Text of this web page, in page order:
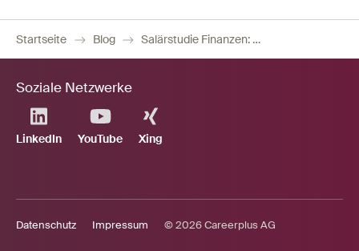
Startseite Blog Salärstudie Finanzen: Was verdienen Finanz-Fachleute?
Soziale Netzwerke
LinkedIn YouTube Xing
Datenschutz Impressum © 2026 Careerplus AG